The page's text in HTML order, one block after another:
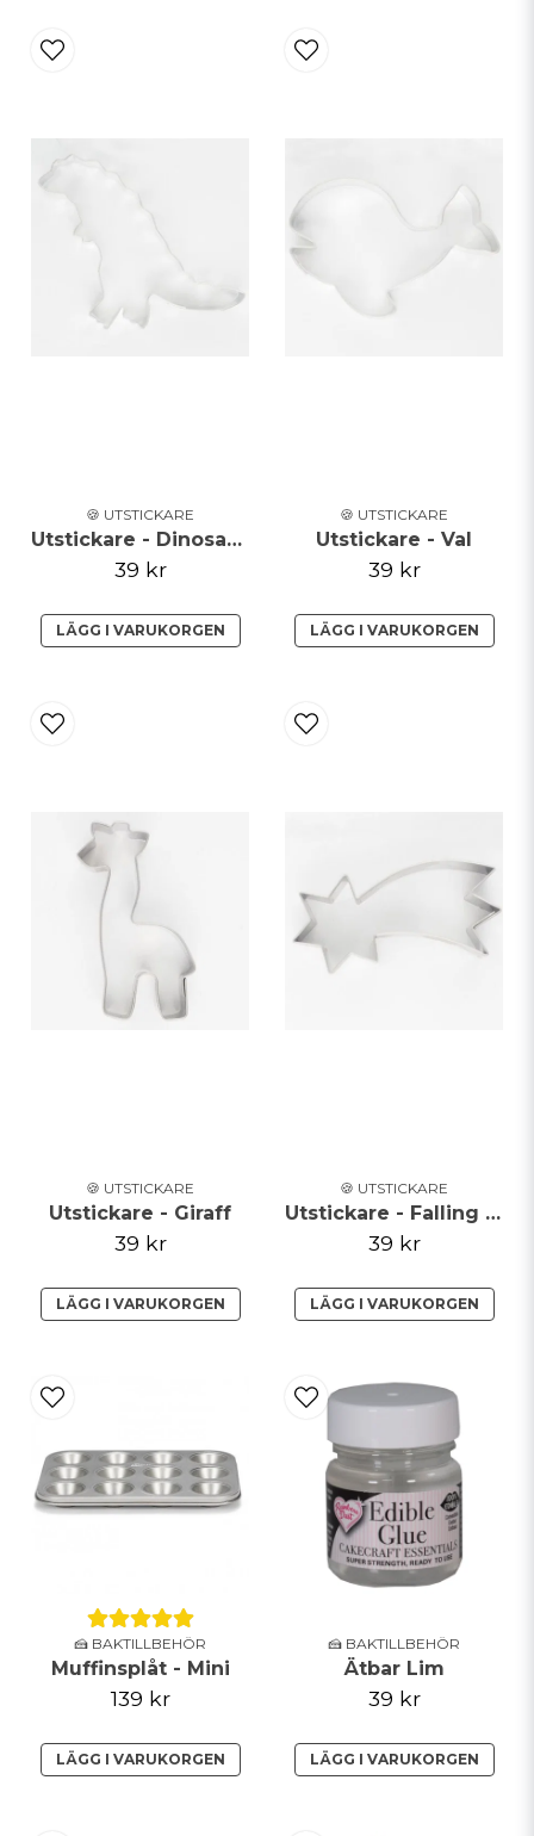
🍪 UTSTICKARE
Utstickare - Dinosaurs
39 kr
LÄGG I VARUKORGEN
🍪 UTSTICKARE
Utstickare - Val
39 kr
LÄGG I VARUKORGEN
🍪 UTSTICKARE
Utstickare - Giraff
39 kr
LÄGG I VARUKORGEN
🍪 UTSTICKARE
Utstickare - Falling star
39 kr
LÄGG I VARUKORGEN
🍰 BAKTILLBEHÖR
Muffinsplåt - Mini
139 kr
LÄGG I VARUKORGEN
🍰 BAKTILLBEHÖR
Ätbar Lim
39 kr
LÄGG I VARUKORGEN